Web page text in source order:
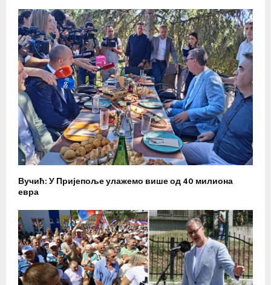
Вучић: У Пријепоље улажемо више од 40 милиона
евра